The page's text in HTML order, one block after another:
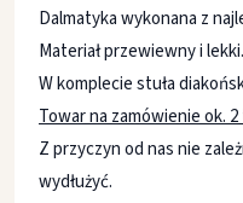
Dalmatyka wykonana z
Materiał przewiewny i lekki.
W komplecie stuła
Towar na zamówienie ok.
Z przyczyn od nas nie
wydłużyć.